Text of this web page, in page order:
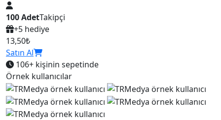
100 AdetTakipçi
+5 hediye
13,50₺
Satın Al
106+ kişinin sepetinde
Örnek kullanıcılar